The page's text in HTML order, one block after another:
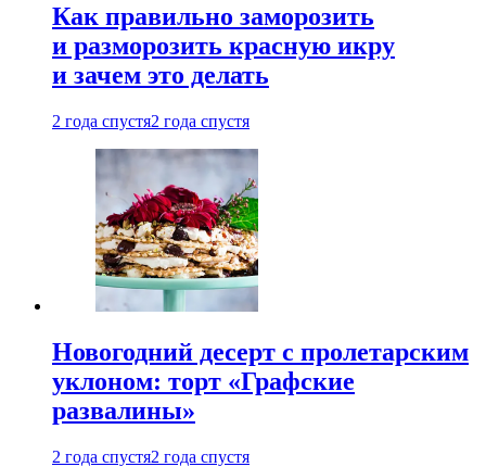
Как правильно заморозить
и разморозить красную икру
и зачем это делать
2 года спустя2 года спустя
Новогодний десерт с пролетарским
уклоном: торт «Графские
развалины»
2 года спустя2 года спустя